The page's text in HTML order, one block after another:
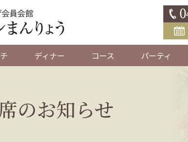
ディナー コース パーティ
のお知らせ